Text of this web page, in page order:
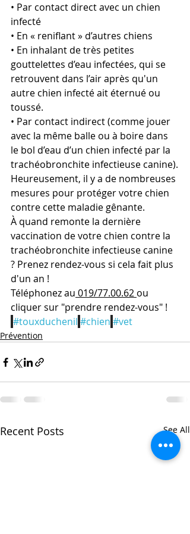
• Par contact direct avec un chien
infecté
• En « reniflant » d’autres chiens
• En inhalant de très petites
gouttelettes d’eau infectées, qui se
retrouvent dans l’air après qu'un
autre chien infecté ait éternué ou
toussé.
• Par contact indirect (comme jouer
avec la même balle ou à boire dans
le bol d’eau d’un chien infecté par la
trachéobronchite infectieuse canine).
Heureusement, il y a de nombreuses
mesures pour protéger votre chien
contre cette maladie gênante.
À quand remonte la dernière
vaccination de votre chien contre la
trachéobronchite infectieuse canine
? Prenez rendez-vous si cela fait plus
d'un an !
Téléphonez au 019/77.00.62 ou
cliquer sur "prendre rendez-vous" !
#touxduchenil #chien #vet
Prévention
Recent Posts See All